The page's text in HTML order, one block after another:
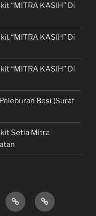
“MITRA KASIH” Di
“MITRA KASIH” Di
“MITRA KASIH” Di
Besi (Surat
Setia Mitra
KONSULTAN
PROPERTY
JUAL,
BELI